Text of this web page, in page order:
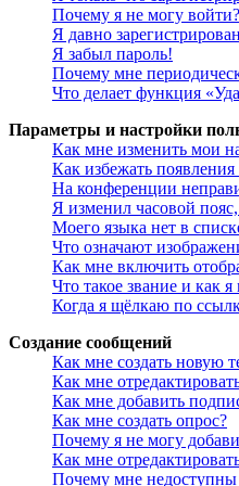
Почему я не могу войти?
Я давно
Я забыл пароль!
Почему мне
Что делает функция
Параметры и настройки
Как мне изменить мои
Как избежать
На конференции
Я изменил часовой
Моего языка нет в
Что означают
Как мне включить
Что такое звание и как
Когда я щёлкаю по
Создание сообщений
Как мне создать новую
Как мне
Как мне добавить
Как мне создать опрос?
Почему я не могу
Как мне
Почему мне